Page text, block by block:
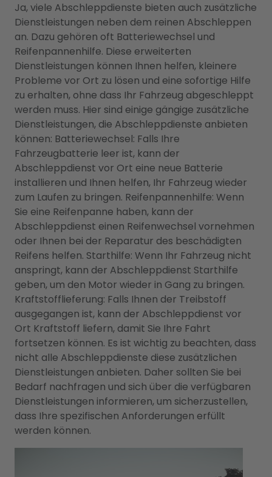
Ja, viele Abschleppdienste bieten auch zusätzliche
Dienstleistungen neben dem reinen Abschleppen
an. Dazu gehören oft Batteriewechsel und
Reifenpannenhilfe. Diese erweiterten
Dienstleistungen können Ihnen helfen, kleinere
Probleme vor Ort zu lösen und eine sofortige Hilfe
zu erhalten, ohne dass Ihr Fahrzeug abgeschleppt
werden muss. Hier sind einige gängige zusätzliche
Dienstleistungen, die Abschleppdienste anbieten
können: Batteriewechsel: Falls Ihre
Fahrzeugbatterie leer ist, kann der
Abschleppdienst vor Ort eine neue Batterie
installieren und Ihnen helfen, Ihr Fahrzeug wieder
zum Laufen zu bringen. Reifenpannenhilfe: Wenn
Sie eine Reifenpanne haben, kann der
Abschleppdienst einen Reifenwechsel vornehmen
oder Ihnen bei der Reparatur des beschädigten
Reifens helfen. Starthilfe: Wenn Ihr Fahrzeug nicht
anspringt, kann der Abschleppdienst Starthilfe
geben, um den Motor wieder in Gang zu bringen.
Kraftstofflieferung: Falls Ihnen der Treibstoff
ausgegangen ist, kann der Abschleppdienst vor
Ort Kraftstoff liefern, damit Sie Ihre Fahrt
fortsetzen können. Es ist wichtig zu beachten, dass
nicht alle Abschleppdienste diese zusätzlichen
Dienstleistungen anbieten. Daher sollten Sie bei
Bedarf nachfragen und sich über die verfügbaren
Dienstleistungen informieren, um sicherzustellen,
dass Ihre spezifischen Anforderungen erfüllt
werden können.